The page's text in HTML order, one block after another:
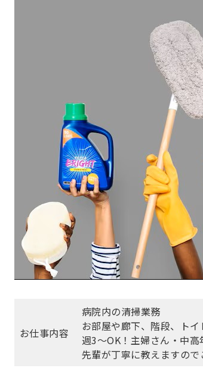
お仕事内容
病院内の清掃業務
お部屋や廊下、階段、ト
週3～OK！主婦さん・中
先輩が丁寧に教えますの